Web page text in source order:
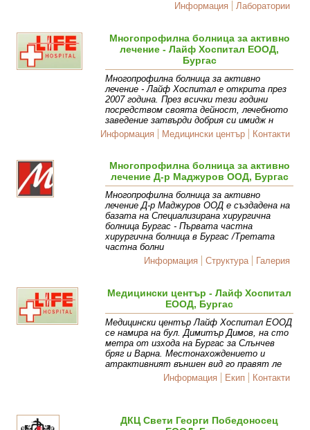
Информация
Лаборатории
Многопрофилна болница за активно
лечение - Лайф Хоспитал ЕООД,
Бургас
Многопрофилна болница за активно
лечение - Лайф Хоспитал е открита през
2007 година. През всички тези години
посредством своята дейност, лечебното
заведение затвърди добрия си имидж н
Информация
Медицински център Контакти
Многопрофилна болница за активно
лечение Д-р Маджуров ООД, Бургас
Многопрофилна болница за активно
лечение Д-р Маджуров ООД е създадена на
базата на Специализирана хирургична
болница Бургас - Първата частна
хирургична болница в Бургас /Третата
частна болни
Информация
Структура Галерия
Медицински център - Лайф Хоспитал
ЕООД, Бургас
Медицински център Лайф Хоспитал ЕООД
се намира на бул. Димитър Димов, на сто
метра от изхода на Бургас за Слънчев
бряг и Варна. Местонахождението и
атрактивният външен вид го правят ле
Информация
Екип Контакти
ДКЦ Свети Георги Победоносец